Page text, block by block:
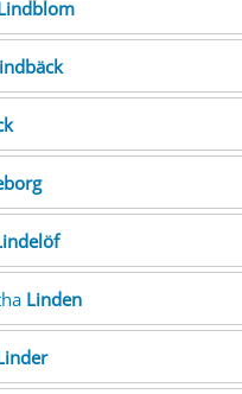
Linden